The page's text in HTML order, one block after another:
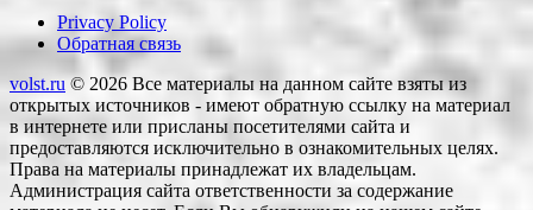
Privacy Policy
Обратная связь
volst.ru © 2026 Все материалы на данном сайте взяты из
открытых источников - имеют обратную ссылку на материал
в интернете или присланы посетителями сайта и
предоставляются исключительно в ознакомительных целях.
Права на материалы принадлежат их владельцам.
Администрация сайта ответственности за содержание